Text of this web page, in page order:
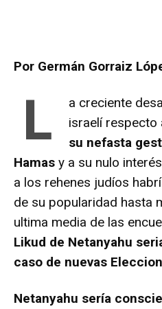
Por Germán Gorraiz
L
a creciente
israelí respecto
su nefasta
Hamas y a su nulo
a los rehenes judíos
de su popularidad hasta
ultima media de las
Likud de Netanyahu
caso de nuevas
Netanyahu sería